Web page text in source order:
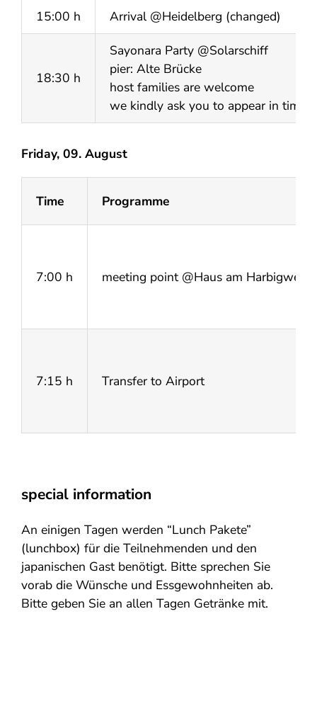
15:00 h Arrival @Heidelberg (changed)
18:30 h
Sayonara Party @Solarschiff
pier: Alte Brücke
host families are welcome
we kindly ask you to appear in time
Friday, 09. August
Time Programme
7:00 h meeting point @Haus am Harbigweg
7:15 h Transfer to Airport
special information
An einigen Tagen werden “Lunch Pakete”
(lunchbox) für die Teilnehmenden und den
japanischen Gast benötigt. Bitte sprechen Sie
vorab die Wünsche und Essgewohnheiten ab.
Bitte geben Sie an allen Tagen Getränke mit.